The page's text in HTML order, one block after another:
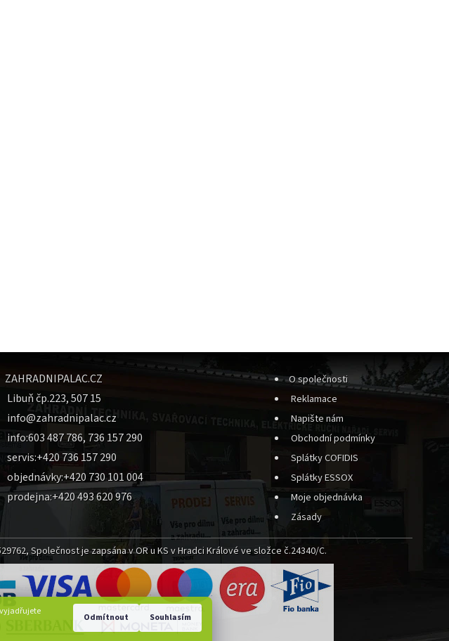
Odmítnout Souhlasím
ZAHRADNIPALAC.CZ
Libuň čp.223, 507 15
info@zahradnipalac.cz
info:603 487 786, 736 157 290
servis:+420 736 157 290
objednávky:+420 730 101 004
prodejna:+420 493 620 976
O společnosti
Reklamace
Napište nám
Obchodní podmínky
Splátky COFIDIS
Splátky ESSOX
Moje objednávka
Zásady
Společnost je zapsána v OR u KS v Hradci Králové ve složce č.24340/C.